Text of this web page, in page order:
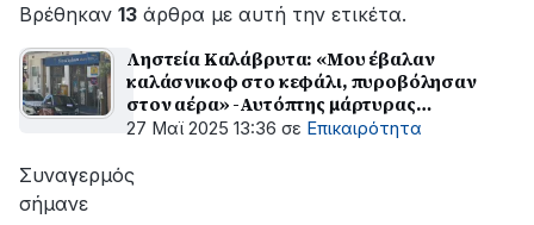
εργασίες
ΔΕΔΔΗΕ
για
την
της
βλάβης
Βρέθηκαν 13 άρθρα με αυτή την ετικέτα.
Ληστεία Καλάβρυτα: «Μου έβαλαν
καλάσνικοφ στο κεφάλι, πυροβόλησαν
στον αέρα» -Αυτόπτης μάρτυρας
περιγράφει
27 Μαϊ 2025 13:36 σε Επικαιρότητα
Συναγερμός
σήμανε